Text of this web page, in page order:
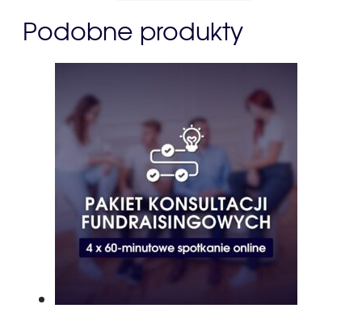
Podobne produkty